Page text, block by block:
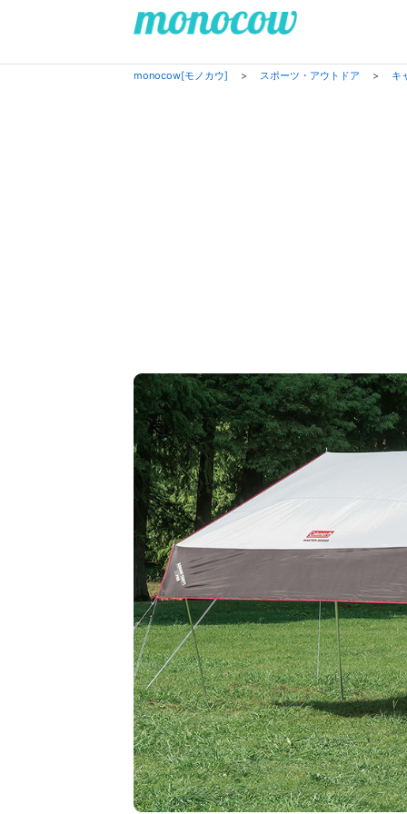
monocow[モノカウ] > スポーツ・アウトドア > キ